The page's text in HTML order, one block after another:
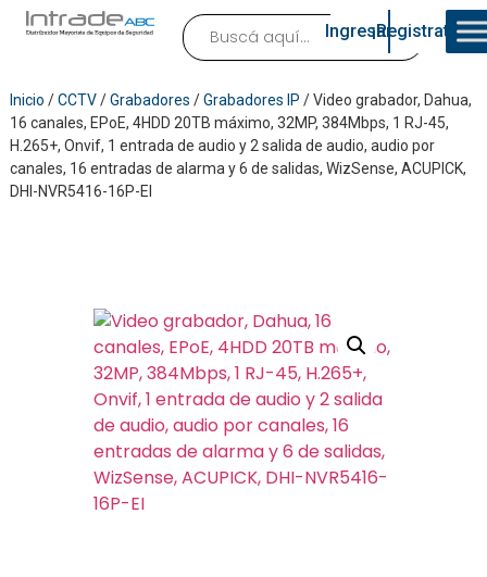
Ingresar¡Registrate!
Inicio /CCTV/Grabadores /Grabadores IP / Video grabador, Dahua,
16 canales, EPoE, 4HDD 20TB máximo, 32MP, 384Mbps, 1 RJ-45,
H.265+, Onvif, 1 entrada de audio y 2 salida de audio, audio por
canales, 16 entradas de alarma y 6 de salidas, WizSense, ACUPICK,
DHI-NVR5416-16P-EI